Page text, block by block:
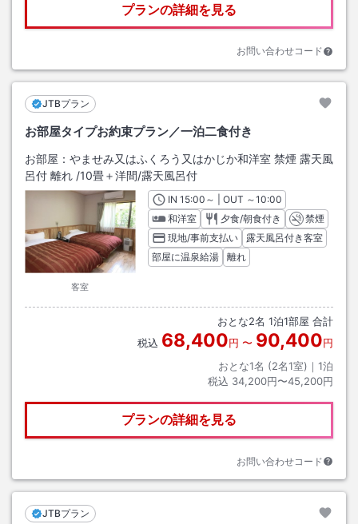
プランの詳細を見る
お問い合わせコード
JTBプラン
お部屋タイプお約束プラン／一泊二食付き
お部屋： やませみ又はふくろう又はかじか和洋室 禁煙 露天風
呂付 離れ /10畳＋洋間/露天風呂付
客室
INチェックイン
15:00 ～ | OUT チェックアウト
～10:00
和洋室
夕食/朝食付き
禁煙
現地/事前支払い
露天風呂付き客室
部屋に温泉給湯
離れ
おとな2名 1泊1部屋 合計
税込 68,400円 〜 90,400円
おとな1名 (2名1室)｜ 1泊
税込 34,200円〜45,200円
プランの詳細を見る
お問い合わせコード
JTBプラン